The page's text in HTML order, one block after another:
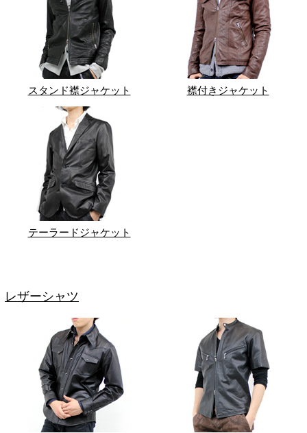
スタンド襟ジャケット 襟付きジャケット
テーラードジャケット
レザーシャツ